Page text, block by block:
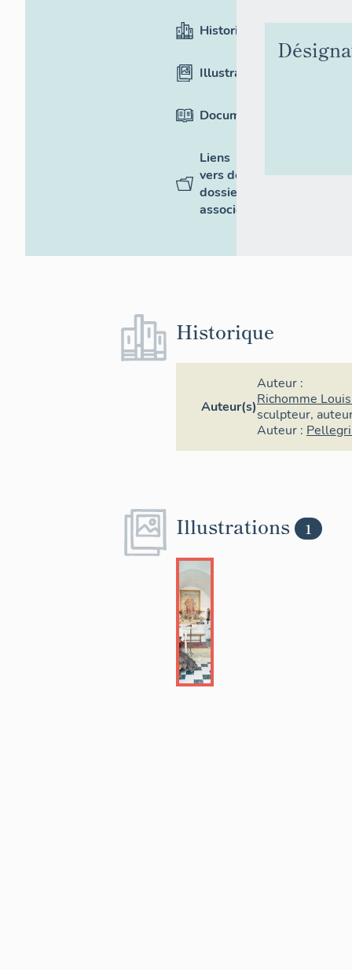
Historique
Illustrations
Documentation
Liens
vers des
dossiers
associés
Historique
Auteur(s)
Auteur :
Richomme
sculpteur,
Auteur :
Illustrations 1